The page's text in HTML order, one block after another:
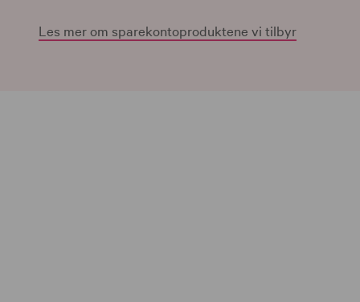
Les mer om sparekontoproduktene vi tilbyr